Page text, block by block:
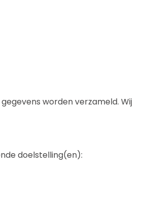
worden verzameld. Wij
doelstelling(en):